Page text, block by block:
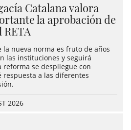
Catalana valora
la aprobación de
RETA
la nueva norma es fruto de años
las instituciones y seguirá
se despliegue con
a las diferentes
2026